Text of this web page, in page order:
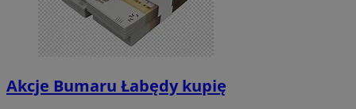
Akcje Bumaru Łabędy kupię